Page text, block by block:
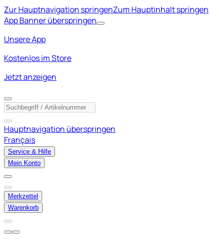
Zur Hauptnavigation springenZum Hauptinhalt springen
App Banner überspringen
Unsere App
Kostenlos im Store
Jetzt anzeigen
Hauptnavigation überspringen
Français
Service & Hilfe
Mein Konto
Merkzettel
Warenkorb